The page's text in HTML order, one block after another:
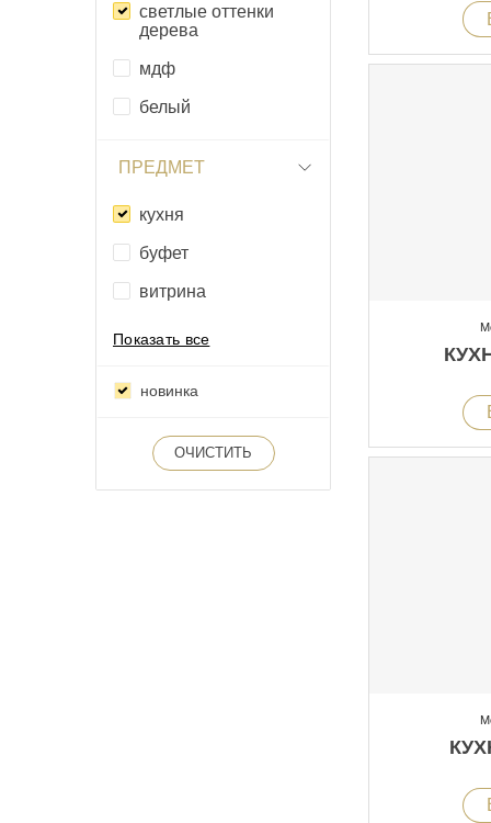
светлые оттенки
дерева
мдф
белый
ПРЕДМЕТ
кухня
буфет
витрина
Показать все
новинка
ОЧИСТИТЬ